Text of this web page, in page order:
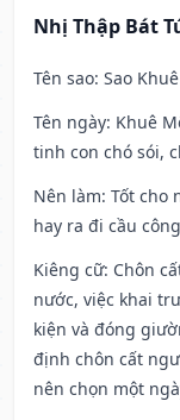
Nhị Thập Bát
Tên sao: Sao Khuê
Tên ngày: Khuê
tinh con chó sói,
Nên làm: Tốt cho
hay ra đi cầu
Kiêng cữ: Chôn
nước, việc khai
kiện và đóng
định chôn cất
nên chọn một